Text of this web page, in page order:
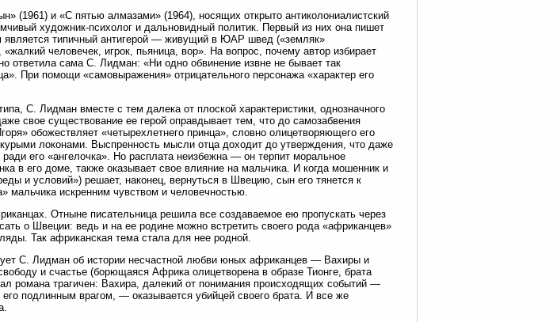
(1961) и «С пятью алмазами» (1964), носящих открыто антиколониалистский
художник-психолог и дальновидный политик. Первый из них она пишет
является типичный антигерой — живущий в ЮАР швед («земляк»
человечек, игрок, пьяница, вор». На вопрос, почему автор избирает
ответила сама С. Лидман: «Ни одно обвинение извне не бывает так
При помощи «самовыражения» отрицательного персонажа «характер его
С. Лидман вместе с тем далека от плоской характеристики, однозначного
свое существование ее герой оправдывает тем, что до самозабвения
обожествляет «четырехлетнего принца», словно олицетворяющего его
локонами. Выспренность мысли отца доходит до утверждения, что даже
его «ангелочка». Но расплата неизбежна — он терпит моральное
в его доме, также оказывает свое влияние на мальчика. И когда мошенник и
и условий») решает, наконец, вернуться в Швецию, сын его тянется к
мальчика искренним чувством и человечностью.
Отныне писательница решила все создаваемое ею пропускать через
о Швеции: ведь и на ее родине можно встретить своего рода «африканцев»
Так африканская тема стала для нее родной.
С. Лидман об истории несчастной любви юных африканцев — Вахиры и
и счастье (борющаяся Африка олицетворена в образе Тионге, брата
романа трагичен: Вахира, далекий от понимания происходящих событий —
подлинным врагом, — оказывается убийцей своего брата. И все же